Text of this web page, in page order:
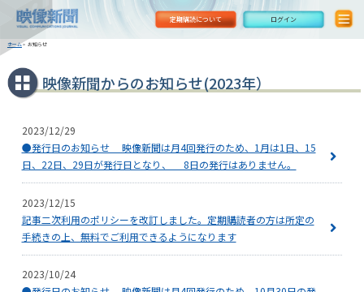
定期購読について ログイン
ホーム> お知らせ
映像新聞からのお知らせ(2023年）
2023/12/29
●発行日のお知らせ 映像新聞は月4回発行のため、1月は1日、15
日、22日、29日が発行日となり、 8日の発行はありません。
2023/12/15
記事二次利用のポリシーを改訂しました。定期購読者の方は所定の
手続きの上、無料でご利用できるようになります
2023/10/24